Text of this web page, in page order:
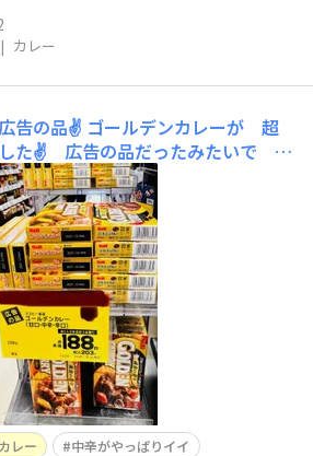
| カレー
告の品✌ ゴールデンカレーが 超
した✌ 広告の品だったみたいで
よ～(^_^)/ 辛さレベル どうし
🤔と悩んだので
した👀 私以外の家
ないというので 辛口を買って
レー
中辛がやっぱりイイ